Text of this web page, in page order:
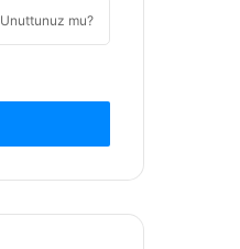
Unuttunuz mu?